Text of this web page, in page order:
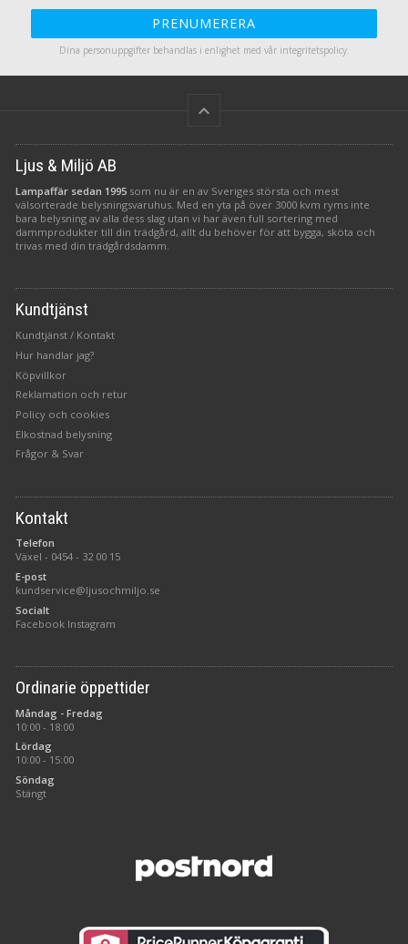
PRENUMERERA
Dina personuppgifter behandlas i enlighet med vår integritetspolicy.
keyboard_arrow_up
Ljus & Miljö AB
Lampaffär sedan 1995 som nu är en av Sveriges största och mest
välsorterade belysningsvaruhus. Med en yta på över 3000 kvm ryms inte
bara belysning av alla dess slag utan vi har även full sortering med
dammprodukter till din trädgård, allt du behöver för att bygga, sköta och
trivas med din trädgårdsdamm.
Kundtjänst
Kundtjänst / Kontakt
Hur handlar jag?
Köpvillkor
Reklamation och retur
Policy och cookies
Elkostnad belysning
Frågor & Svar
Kontakt
Telefon
Växel - 0454 - 32 00 15
E-post
kundservice@ljusochmiljo.se
Socialt
Facebook Instagram
Ordinarie öppettider
Måndag - Fredag
10:00 - 18:00
Lördag
10:00 - 15:00
Söndag
Stängt